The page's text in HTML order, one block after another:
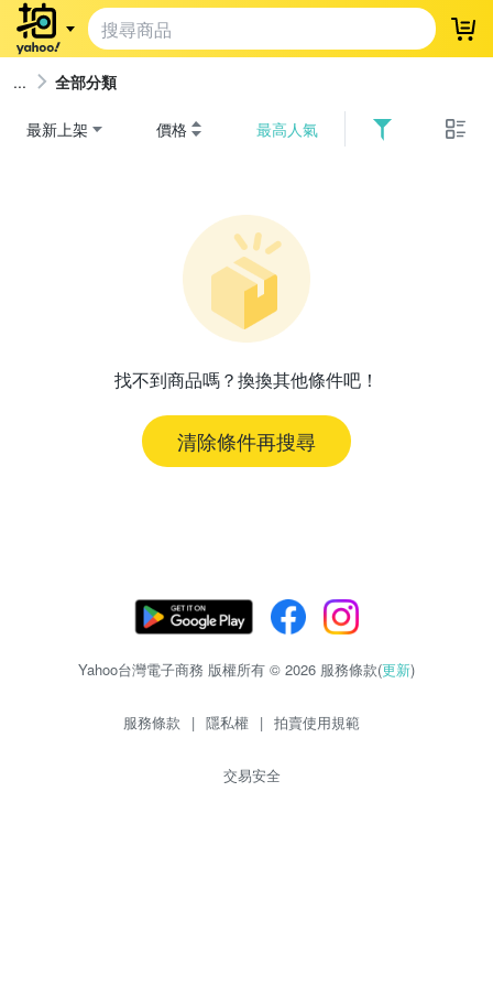
登
全部分類
最新上架 價格 最高人氣
找不到商品嗎？換換其他條件吧！
清除條件再搜尋
Yahoo台灣電子商務 版權所有 © 2026 服務條款(更新)
服務條款 | 隱私權 | 拍賣使用規範
交易安全